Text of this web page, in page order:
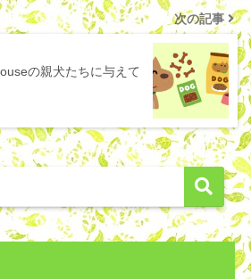
次の記事
の親犬たちに与えて